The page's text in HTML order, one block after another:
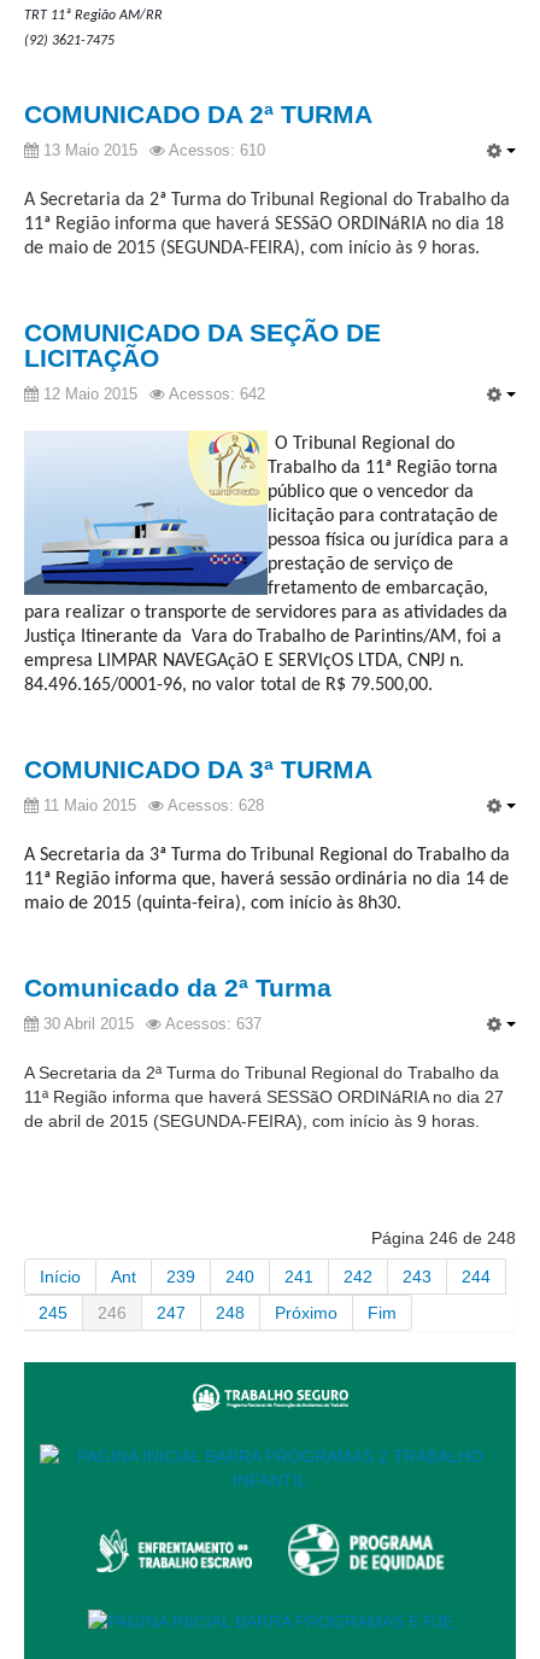
Responsabilidade Socioambiental
Serviços
Ação Trabalhista (Atermação)
Atermação On-line - Interior de Roraima
Atermação On-line - Interior do Amazonas
Consulta de Pautas
Atas de Sessões do Pleno
Audiências e Sessões
Calendário das Sessões da 1ª Turma 2026
Calendário de Sessões da 2ª Turma - 2026
Calendário das Sessões da 3ª Turma 2026
Cadastro de Peritos, Tradutores e Intérpretes
Calendários
Calendário de Eventos
Calendário de Eventos passados
Calendário das Correições
Calendário de Suspensão
Contas abertas em nome dos beneficiários
Diários Eletrônicos
Espaço do Servidor
Leilão Público
META 9 do CNJ
PJE
TRT 11ª Região AM/RR
(92) 3621-7475
COMUNICADO DA 2ª TURMA
13 Maio 2015 Acessos: 610
A Secretaria da 2ª Turma do Tribunal Regional do Trabalho da
11ª Região informa que haverá SESSãO ORDINáRIA no dia 18
de maio de 2015 (SEGUNDA-FEIRA), com início às 9 horas.
COMUNICADO DA SEÇÃO DE
LICITAÇÃO
12 Maio 2015 Acessos: 642
O Tribunal Regional do
Trabalho da 11ª Região torna
público que o vencedor da
licitação para contratação de
pessoa física ou jurídica para a
prestação de serviço de
fretamento de embarcação,
para realizar o transporte de servidores para as atividades da
Justiça Itinerante da Vara do Trabalho de Parintins/AM, foi a
empresa LIMPAR NAVEGAçãO E SERVIçOS LTDA, CNPJ n.
84.496.165/0001-96, no valor total de R$ 79.500,00.
COMUNICADO DA 3ª TURMA
11 Maio 2015 Acessos: 628
A Secretaria da 3ª Turma do Tribunal Regional do Trabalho da
11ª Região informa que, haverá sessão ordinária no dia 14 de
maio de 2015 (quinta-feira), com início às 8h30.
Comunicado da 2ª Turma
30 Abril 2015 Acessos: 637
A Secretaria da 2ª Turma do Tribunal Regional do Trabalho da
11ª Região informa que haverá SESSãO ORDINáRIA no dia 27
de abril de 2015 (SEGUNDA-FEIRA), com início às 9 horas.
Página 246 de 248
Início
Ant 239 240 241 242 243
244
245
246 247 248 Próximo Fim